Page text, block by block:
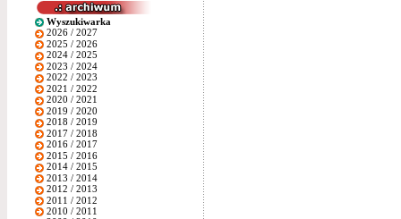
Wyszukiwarka
2026 / 2027
2025 / 2026
2024 / 2025
2023 / 2024
2022 / 2023
2021 / 2022
2020 / 2021
2019 / 2020
2018 / 2019
2017 / 2018
2016 / 2017
2015 / 2016
2014 / 2015
2013 / 2014
2012 / 2013
2011 / 2012
2010 / 2011